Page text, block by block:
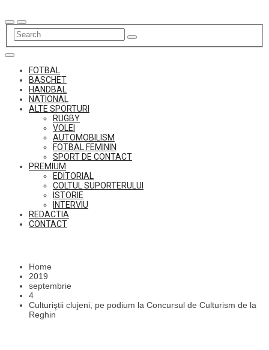
to
content
FOTBAL
BASCHET
HANDBAL
NATIONAL
ALTE SPORTURI
RUGBY
VOLEI
AUTOMOBILISM
FOTBAL FEMININ
SPORT DE CONTACT
PREMIUM
EDITORIAL
COLTUL SUPORTERULUI
ISTORIE
INTERVIU
REDACTIA
CONTACT
Home
2019
septembrie
4
Culturiştii clujeni, pe podium la Concursul de Culturism de la
Reghin